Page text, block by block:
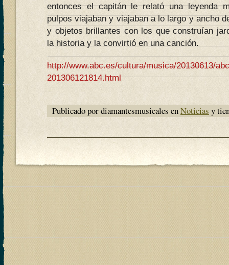
entonces el capitán le relató una leyenda
pulpos viajaban y viajaban a lo largo y ancho
y objetos brillantes con los que construían
la historia y la convirtió en una canción.
http://www.abc.es/cultura/musica/20130613/
201306121814.html
Publicado por diamantesmusicales enNoticias y